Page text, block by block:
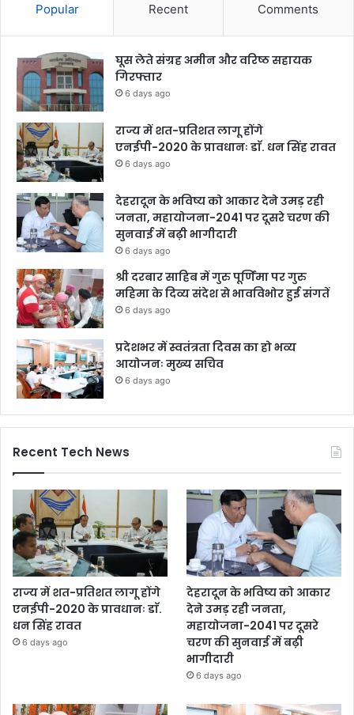
Popular Recent Comments
घूस लेते संग्रह अमीन और वरिष्ठ सहायक
गिरफ्तार
6 days ago
राज्य में शत-प्रतिशत लागू होंगे
एनईपी-2020 के प्रावधानः डाॅ. धन सिंह रावत
6 days ago
देहरादून के भविष्य को आकार देने उमड़ रही
जनता, महायोजना-2041 पर दूसरे चरण की
सुनवाई में बढ़ी भागीदारी
6 days ago
श्री दरबार साहिब में गुरु पूर्णिमा पर गुरु
महिमा के दिव्य संदेश से भावविभोर हुई संगतें
6 days ago
प्रदेशभर में स्वतंत्रता दिवस का हो भव्य
आयोजनः मुख्य सचिव
6 days ago
Recent Tech News
राज्य में शत-प्रतिशत लागू होंगे
एनईपी-2020 के प्रावधानः डाॅ.
धन सिंह रावत
6 days ago
देहरादून के भविष्य को आकार
देने उमड़ रही जनता,
महायोजना-2041 पर दूसरे
चरण की सुनवाई में बढ़ी
भागीदारी
6 days ago